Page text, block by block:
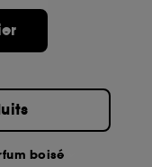
boisé
à votre
sur le site
et mot de
le dépôt